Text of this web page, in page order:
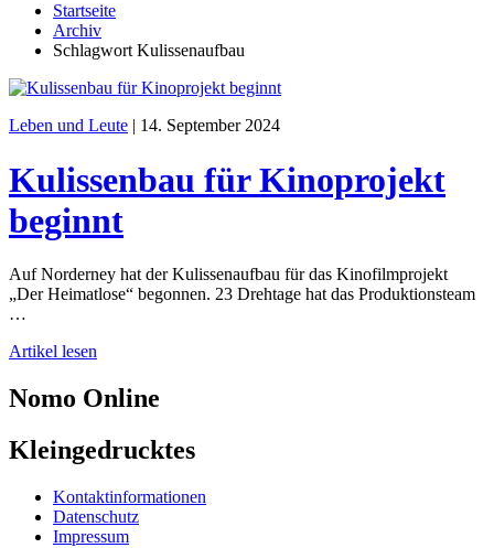
Startseite
Archiv
Schlagwort Kulissenaufbau
Leben und Leute 14. September 2024
Kulissenbau für Kinoprojekt
beginnt
Auf Norderney hat der Kulissenaufbau für das Kinofilmprojekt
„Der Heimatlose“ begonnen. 23 Drehtage hat das Produktionsteam
…
Artikel lesen
Nomo Online
Kleingedrucktes
Kontaktinformationen
Datenschutz
Impressum